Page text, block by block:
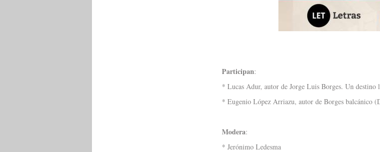
Participan:
* Lucas Adur, autor de Jorge Luis Borges. Un destino
* Eugenio López Arriazu, autor de Borges balcánico
Modera:
* Jerónimo Ledesma